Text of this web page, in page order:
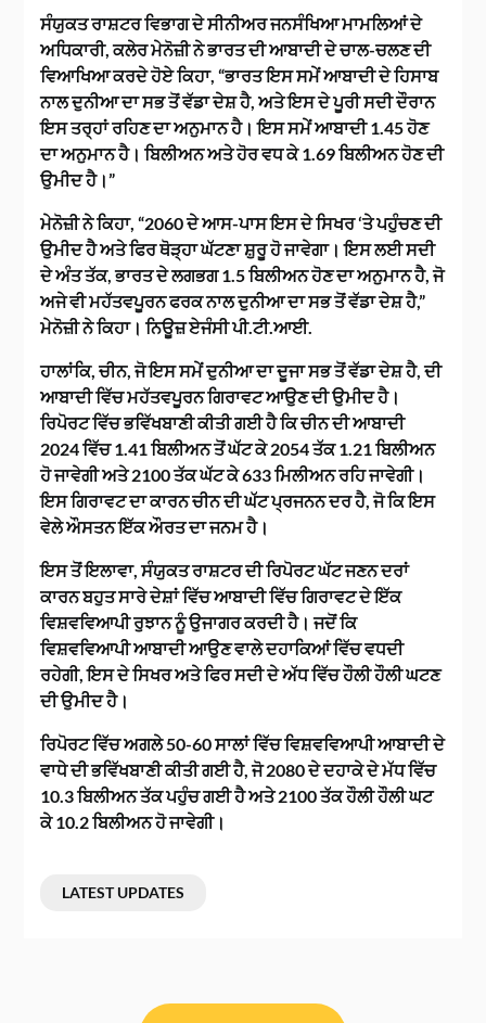
ਸੰਯੁਕਤ ਰਾਸ਼ਟਰ ਵਿਭਾਗ ਦੇ ਸੀਨੀਅਰ ਜਨਸੰਖਿਆ ਮਾਮਲਿਆਂ ਦੇ
ਅਧਿਕਾਰੀ, ਕਲੇਰ ਮੇਨੋਜ਼ੀ ਨੇ ਭਾਰਤ ਦੀ ਆਬਾਦੀ ਦੇ ਚਾਲ-ਚਲਣ ਦੀ
ਵਿਆਖਿਆ ਕਰਦੇ ਹੋਏ ਕਿਹਾ, “ਭਾਰਤ ਇਸ ਸਮੇਂ ਆਬਾਦੀ ਦੇ ਹਿਸਾਬ
ਨਾਲ ਦੁਨੀਆ ਦਾ ਸਭ ਤੋਂ ਵੱਡਾ ਦੇਸ਼ ਹੈ, ਅਤੇ ਇਸ ਦੇ ਪੂਰੀ ਸਦੀ ਦੌਰਾਨ
ਇਸ ਤਰ੍ਹਾਂ ਰਹਿਣ ਦਾ ਅਨੁਮਾਨ ਹੈ। ਇਸ ਸਮੇਂ ਆਬਾਦੀ 1.45 ਹੋਣ
ਦਾ ਅਨੁਮਾਨ ਹੈ। ਬਿਲੀਅਨ ਅਤੇ ਹੋਰ ਵਧ ਕੇ 1.69 ਬਿਲੀਅਨ ਹੋਣ ਦੀ
ਉਮੀਦ ਹੈ।”
ਮੇਨੋਜ਼ੀ ਨੇ ਕਿਹਾ, “2060 ਦੇ ਆਸ-ਪਾਸ ਇਸ ਦੇ ਸਿਖਰ ‘ਤੇ ਪਹੁੰਚਣ ਦੀ
ਉਮੀਦ ਹੈ ਅਤੇ ਫਿਰ ਥੋੜ੍ਹਾ ਘੱਟਣਾ ਸ਼ੁਰੂ ਹੋ ਜਾਵੇਗਾ। ਇਸ ਲਈ ਸਦੀ
ਦੇ ਅੰਤ ਤੱਕ, ਭਾਰਤ ਦੇ ਲਗਭਗ 1.5 ਬਿਲੀਅਨ ਹੋਣ ਦਾ ਅਨੁਮਾਨ ਹੈ, ਜੋ
ਅਜੇ ਵੀ ਮਹੱਤਵਪੂਰਨ ਫਰਕ ਨਾਲ ਦੁਨੀਆ ਦਾ ਸਭ ਤੋਂ ਵੱਡਾ ਦੇਸ਼ ਹੈ,”
ਮੇਨੋਜ਼ੀ ਨੇ ਕਿਹਾ। ਨਿਊਜ਼ ਏਜੰਸੀ ਪੀ.ਟੀ.ਆਈ.
ਹਾਲਾਂਕਿ, ਚੀਨ, ਜੋ ਇਸ ਸਮੇਂ ਦੁਨੀਆ ਦਾ ਦੂਜਾ ਸਭ ਤੋਂ ਵੱਡਾ ਦੇਸ਼ ਹੈ, ਦੀ
ਆਬਾਦੀ ਵਿੱਚ ਮਹੱਤਵਪੂਰਨ ਗਿਰਾਵਟ ਆਉਣ ਦੀ ਉਮੀਦ ਹੈ।
ਰਿਪੋਰਟ ਵਿੱਚ ਭਵਿੱਖਬਾਣੀ ਕੀਤੀ ਗਈ ਹੈ ਕਿ ਚੀਨ ਦੀ ਆਬਾਦੀ
2024 ਵਿੱਚ 1.41 ਬਿਲੀਅਨ ਤੋਂ ਘੱਟ ਕੇ 2054 ਤੱਕ 1.21 ਬਿਲੀਅਨ
ਹੋ ਜਾਵੇਗੀ ਅਤੇ 2100 ਤੱਕ ਘੱਟ ਕੇ 633 ਮਿਲੀਅਨ ਰਹਿ ਜਾਵੇਗੀ।
ਇਸ ਗਿਰਾਵਟ ਦਾ ਕਾਰਨ ਚੀਨ ਦੀ ਘੱਟ ਪ੍ਰਜਨਨ ਦਰ ਹੈ, ਜੋ ਕਿ ਇਸ
ਵੇਲੇ ਔਸਤਨ ਇੱਕ ਔਰਤ ਦਾ ਜਨਮ ਹੈ।
ਇਸ ਤੋਂ ਇਲਾਵਾ, ਸੰਯੁਕਤ ਰਾਸ਼ਟਰ ਦੀ ਰਿਪੋਰਟ ਘੱਟ ਜਣਨ ਦਰਾਂ
ਕਾਰਨ ਬਹੁਤ ਸਾਰੇ ਦੇਸ਼ਾਂ ਵਿੱਚ ਆਬਾਦੀ ਵਿੱਚ ਗਿਰਾਵਟ ਦੇ ਇੱਕ
ਵਿਸ਼ਵਵਿਆਪੀ ਰੁਝਾਨ ਨੂੰ ਉਜਾਗਰ ਕਰਦੀ ਹੈ। ਜਦੋਂ ਕਿ
ਵਿਸ਼ਵਵਿਆਪੀ ਆਬਾਦੀ ਆਉਣ ਵਾਲੇ ਦਹਾਕਿਆਂ ਵਿੱਚ ਵਧਦੀ
ਰਹੇਗੀ, ਇਸ ਦੇ ਸਿਖਰ ਅਤੇ ਫਿਰ ਸਦੀ ਦੇ ਅੱਧ ਵਿੱਚ ਹੌਲੀ ਹੌਲੀ ਘਟਣ
ਦੀ ਉਮੀਦ ਹੈ।
ਰਿਪੋਰਟ ਵਿੱਚ ਅਗਲੇ 50-60 ਸਾਲਾਂ ਵਿੱਚ ਵਿਸ਼ਵਵਿਆਪੀ ਆਬਾਦੀ ਦੇ
ਵਾਧੇ ਦੀ ਭਵਿੱਖਬਾਣੀ ਕੀਤੀ ਗਈ ਹੈ, ਜੋ 2080 ਦੇ ਦਹਾਕੇ ਦੇ ਮੱਧ ਵਿੱਚ
10.3 ਬਿਲੀਅਨ ਤੱਕ ਪਹੁੰਚ ਗਈ ਹੈ ਅਤੇ 2100 ਤੱਕ ਹੌਲੀ ਹੌਲੀ ਘਟ
ਕੇ 10.2 ਬਿਲੀਅਨ ਹੋ ਜਾਵੇਗੀ।
LATEST UPDATES